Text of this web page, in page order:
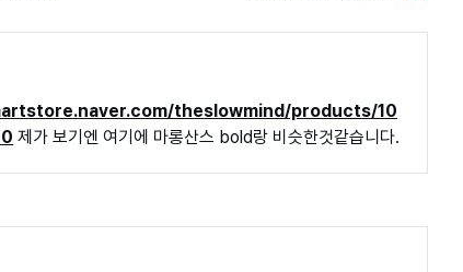
theslowmind/products/10
제가 보기엔 여기에 마롱산스 bold랑 비슷한것같습니다.